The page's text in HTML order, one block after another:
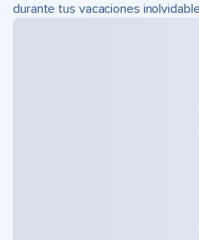
durante tus vacaciones